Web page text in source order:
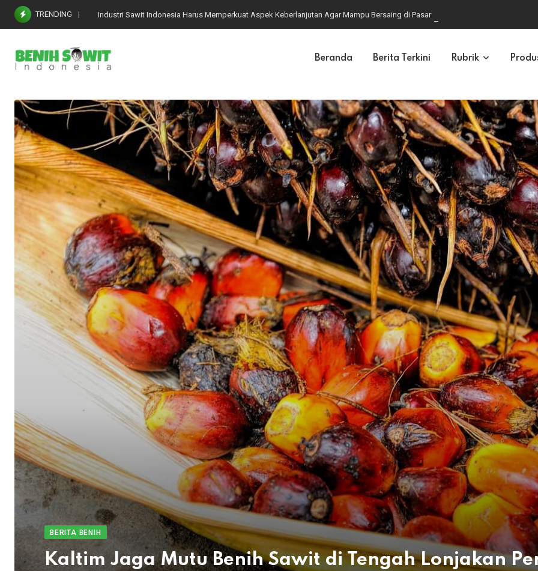
Skip
TRENDING Industri Sawit Indonesia Harus Memperkuat Aspek Keberlanjutan Agar Mampu Bersaing di Pasar Global
Beranda Berita Terkini Rubrik
BERITA BENIH
Kaltim Jaga Mutu Benih Sawit di Tengah Lonjakan